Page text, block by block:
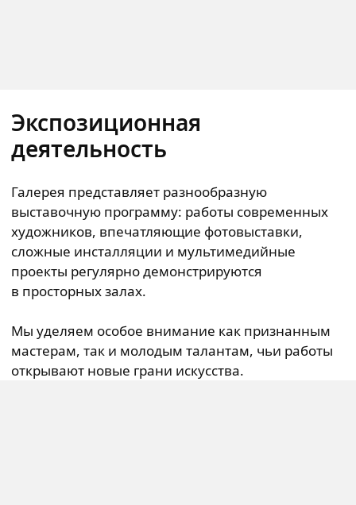
Экспозиционная
деятельность
Галерея представляет разнообразную
выставочную программу: работы современных
художников, впечатляющие фотовыставки,
сложные инсталляции и мультимедийные
проекты регулярно демонстрируются
в просторных залах.
Мы уделяем особое внимание как признанным
мастерам, так и молодым талантам, чьи работы
открывают новые грани искусства.